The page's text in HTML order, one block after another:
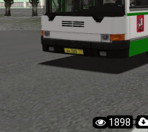
1898 ·